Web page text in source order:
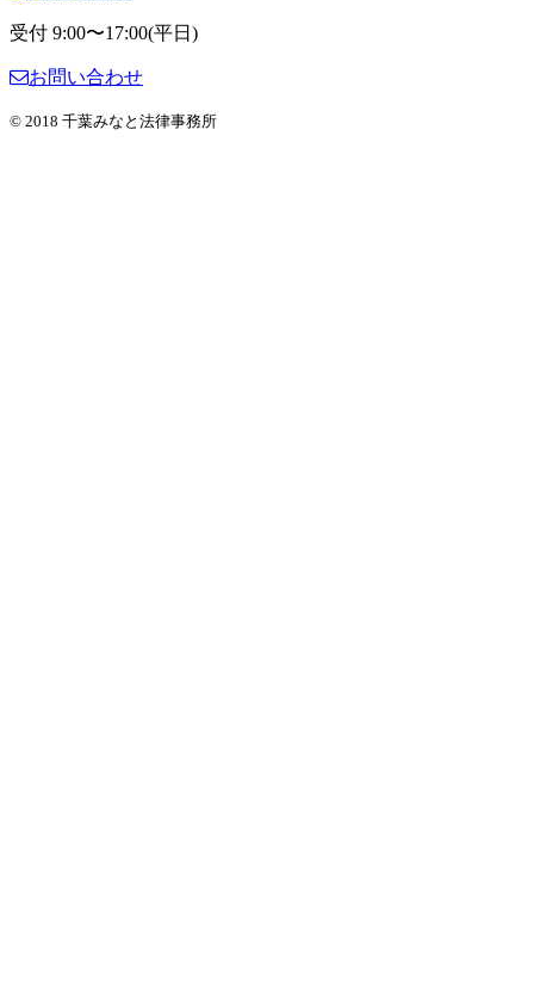
受付 9:00〜17:00(平日)
お問い合わせ
© 2018 千葉みなと法律事務所